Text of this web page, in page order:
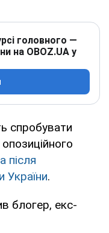
головного —
на OBOZ.UA у
спробувати
після
України.
блогер, екс-